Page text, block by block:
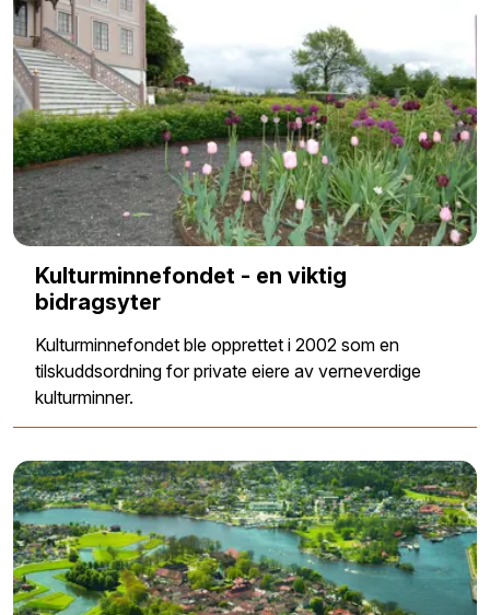
Kulturminnefondet - en viktig
bidragsyter
Kulturminnefondet ble opprettet i 2002 som en
tilskuddsordning for private eiere av verneverdige
kulturminner.